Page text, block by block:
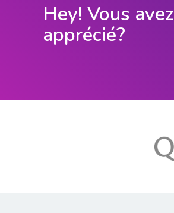
Hey! Vous avez
apprécié?